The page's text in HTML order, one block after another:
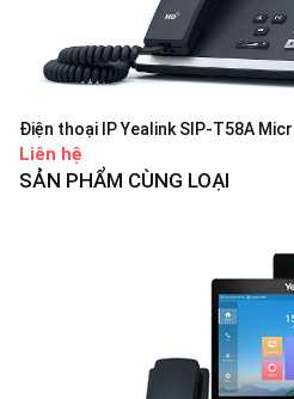
Điện thoại IP Yealink SIP-T58A
Liên hệ
SẢN PHẨM CÙNG LOẠI